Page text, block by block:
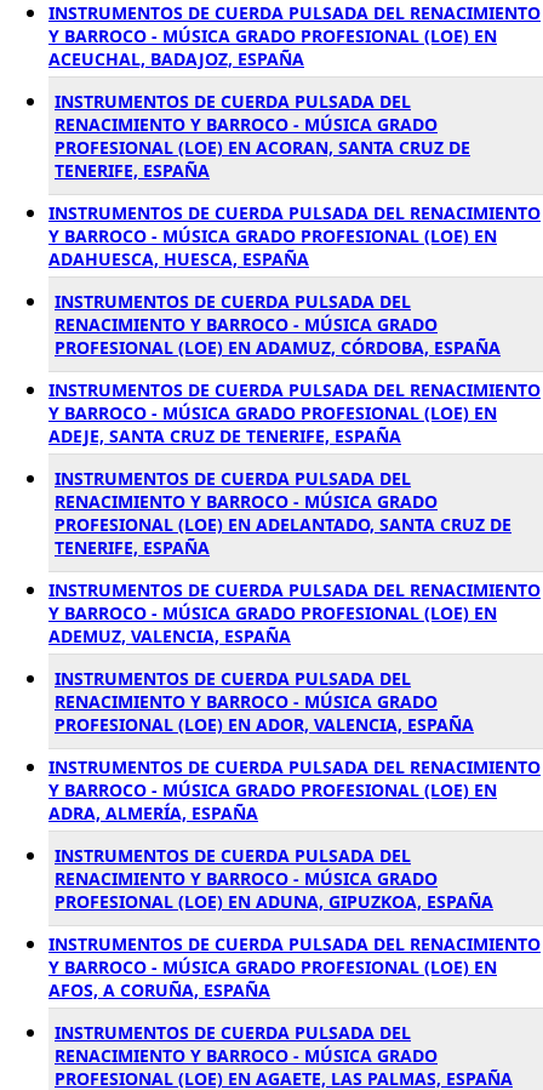
INSTRUMENTOS DE CUERDA PULSADA DEL RENACIMIENTO
Y BARROCO - MÚSICA GRADO PROFESIONAL (LOE) EN
ACEUCHAL, BADAJOZ, ESPAÑA
INSTRUMENTOS DE CUERDA PULSADA DEL
RENACIMIENTO Y BARROCO - MÚSICA GRADO
PROFESIONAL (LOE) EN ACORAN, SANTA CRUZ DE
TENERIFE, ESPAÑA
INSTRUMENTOS DE CUERDA PULSADA DEL RENACIMIENTO
Y BARROCO - MÚSICA GRADO PROFESIONAL (LOE) EN
ADAHUESCA, HUESCA, ESPAÑA
INSTRUMENTOS DE CUERDA PULSADA DEL
RENACIMIENTO Y BARROCO - MÚSICA GRADO
PROFESIONAL (LOE) EN ADAMUZ, CÓRDOBA, ESPAÑA
INSTRUMENTOS DE CUERDA PULSADA DEL RENACIMIENTO
Y BARROCO - MÚSICA GRADO PROFESIONAL (LOE) EN
ADEJE, SANTA CRUZ DE TENERIFE, ESPAÑA
INSTRUMENTOS DE CUERDA PULSADA DEL
RENACIMIENTO Y BARROCO - MÚSICA GRADO
PROFESIONAL (LOE) EN ADELANTADO, SANTA CRUZ DE
TENERIFE, ESPAÑA
INSTRUMENTOS DE CUERDA PULSADA DEL RENACIMIENTO
Y BARROCO - MÚSICA GRADO PROFESIONAL (LOE) EN
ADEMUZ, VALENCIA, ESPAÑA
INSTRUMENTOS DE CUERDA PULSADA DEL
RENACIMIENTO Y BARROCO - MÚSICA GRADO
PROFESIONAL (LOE) EN ADOR, VALENCIA, ESPAÑA
INSTRUMENTOS DE CUERDA PULSADA DEL RENACIMIENTO
Y BARROCO - MÚSICA GRADO PROFESIONAL (LOE) EN
ADRA, ALMERÍA, ESPAÑA
INSTRUMENTOS DE CUERDA PULSADA DEL
RENACIMIENTO Y BARROCO - MÚSICA GRADO
PROFESIONAL (LOE) EN ADUNA, GIPUZKOA, ESPAÑA
INSTRUMENTOS DE CUERDA PULSADA DEL RENACIMIENTO
Y BARROCO - MÚSICA GRADO PROFESIONAL (LOE) EN
AFOS, A CORUÑA, ESPAÑA
INSTRUMENTOS DE CUERDA PULSADA DEL
RENACIMIENTO Y BARROCO - MÚSICA GRADO
PROFESIONAL (LOE) EN AGAETE, LAS PALMAS, ESPAÑA